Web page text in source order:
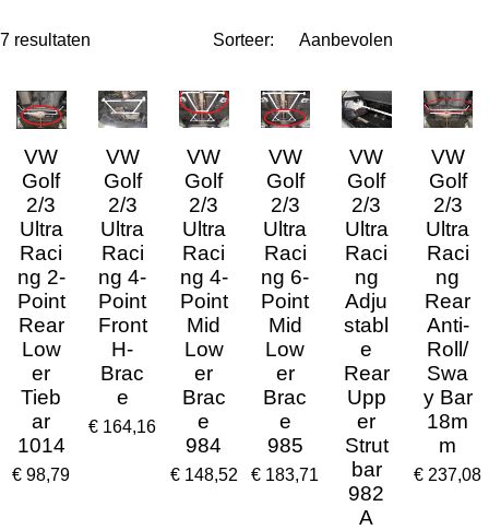
7 resultaten Sorteer:
VW
Golf
2/3
Ultra
Raci
ng 2-
Point
Rear
Low
er
Tieb
ar
1014
€ 98,79
VW
Golf
2/3
Ultra
Raci
ng 4-
Point
Front
H-
Brac
e
€ 164,16
VW
Golf
2/3
Ultra
Raci
ng 4-
Point
Mid
Low
er
Brac
e
984
€ 148,52
VW
Golf
2/3
Ultra
Raci
ng 6-
Point
Mid
Low
er
Brac
e
985
€ 183,71
VW
Golf
2/3
Ultra
Raci
ng
Adju
stabl
e
Rear
Upp
er
Strut
bar
982
A
VW
Golf
2/3
Ultra
Raci
ng
Rear
Anti-
Roll/
Swa
y Bar
18m
m
€ 237,08